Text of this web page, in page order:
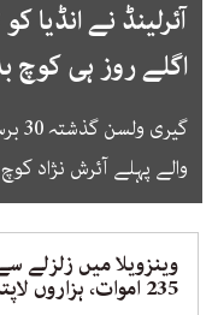
آئرلینڈ نے
اگلے روز ہی کوچ
والے پہلے آئرش نژاد
وینزویلا میں زلزلے
235 اموات، ہزاروں لاپتہ